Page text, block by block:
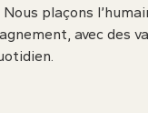
plaçons
avec des